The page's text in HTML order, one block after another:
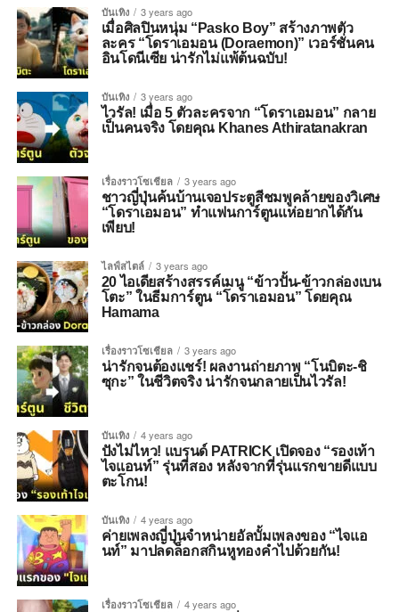
บันเทิง 3 years ago
เมื่อศิลปินหนุ่ม “Pasko Boy” สร้างภาพตัว
ละคร “โดราเอมอน (Doraemon)” เวอร์ชั่นคน
อินโดนีเซีย น่ารักไม่แพ้ต้นฉบับ!
บันเทิง 3 years ago
ไวรัล! เมื่อ 5 ตัวละครจาก “โดราเอมอน” กลาย
เป็นคนจริง โดยคุณ Khanes Athiratanakran
เรื่องราวโซเชียล 3 years ago
ชาวญี่ปุ่นค้นบ้านเจอประตูสีชมพูคล้ายของวิเศษ
“โดราเอมอน” ทำแฟนการ์ตูนแห่อยากได้กัน
เพียบ!
ไลฟ์สไตล์ 3 years ago
20 ไอเดียสร้างสรรค์เมนู “ข้าวปั้น-ข้าวกล่องเบน
โตะ” ในธีมการ์ตูน “โดราเอมอน” โดยคุณ
Hamama
เรื่องราวโซเชียล 3 years ago
น่ารักจนต้องแชร์! ผลงานถ่ายภาพ “โนบิตะ-ชิ
ซุกะ” ในชีวิตจริง น่ารักจนกลายเป็นไวรัล!
บันเทิง 4 years ago
ปังไม่ไหว! แบรนด์ PATRICK เปิดจอง “รองเท้า
ไจแอนท์” รุ่นที่สอง หลังจากที่รุ่นแรกขายดีแบบ
ตะโกน!
บันเทิง 4 years ago
ค่ายเพลงญี่ปุ่นจำหน่ายอัลบั้มเพลงของ “ไจแอ
นท์” มาปลดล็อกสกินหูทองคำไปด้วยกัน!
เรื่องราวโซเชียล 4 years ago